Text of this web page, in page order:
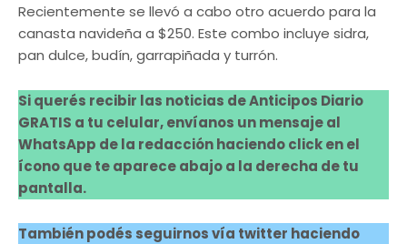
Recientemente se llevó a cabo otro acuerdo para la
canasta navideña a $250. Este combo incluye sidra,
pan dulce, budín, garrapiñada y turrón.
Si querés recibir las noticias de Anticipos Diario
GRATIS a tu celular, envíanos un mensaje al
WhatsApp de la redacción haciendo click en el
ícono que te aparece abajo a la derecha de tu
pantalla.
También podés seguirnos vía twitter haciendo